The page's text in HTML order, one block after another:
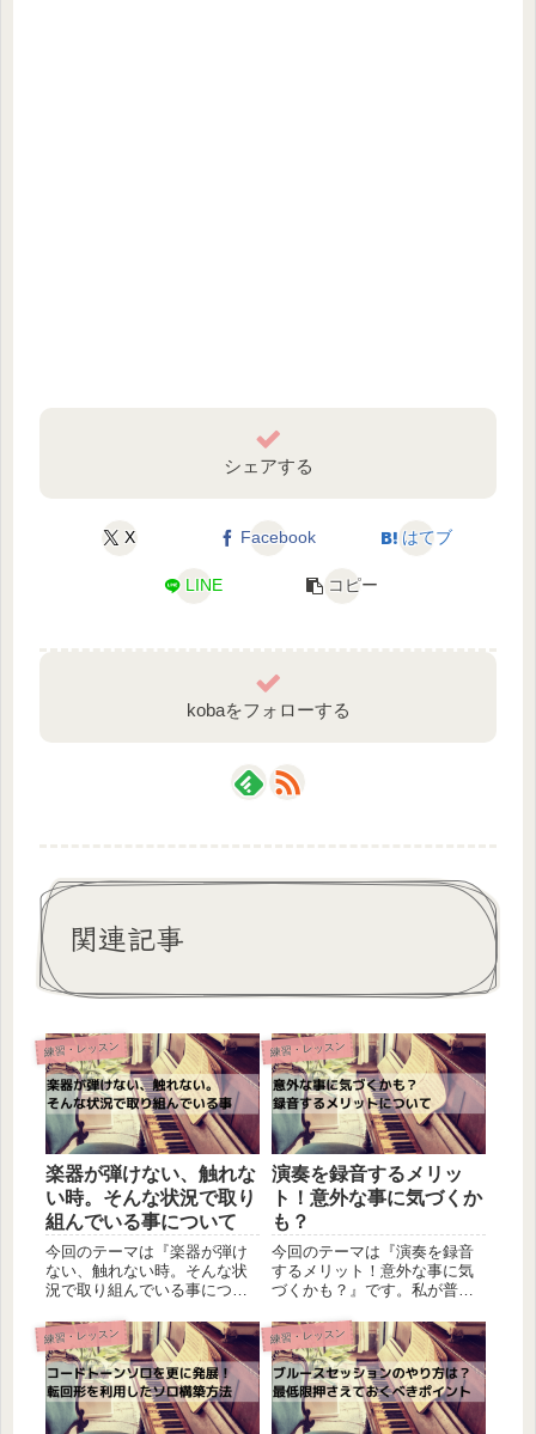
シェアする
X Facebook はてブ
LINE コピー
kobaをフォローする
関連記事
練習・レッスン
楽器が弾けない、触れな
い時。そんな状況で取り
組んでいる事について
今回のテーマは『楽器が弾け
ない、触れない時。そんな状
況で取り組んでいる事につい
間の制約が大きくなります。
やりたい事や楽しみたい事を
継続するのが難しくなります
が、そんな時に私が心掛けて
いる事をご紹介させて頂きま
す。忙...
練習・レッスン
演奏を録音するメリッ
ト！意外な事に気づくか
も？
今回のテーマは『演奏を録音
するメリット！意外な事に気
づくかも？』です。私が普段
つをご紹介させて頂きます。
特にレッスンを受講されてい
る方にはとても有用かと思い
ますので、参考にして頂けれ
ばと思います。自分の音は聴
けてい...
練習・レッスン 練習・レッスン